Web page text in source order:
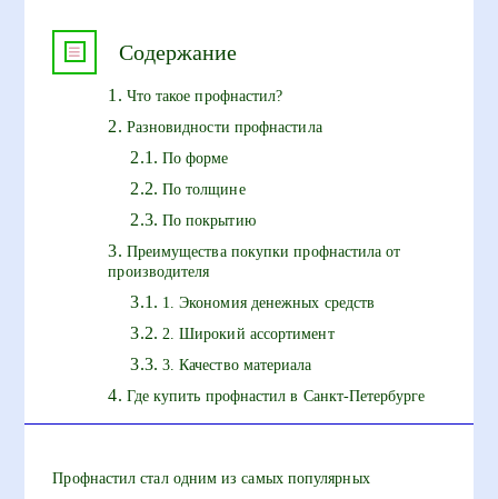
Содержание
Что такое профнастил?
Разновидности профнастила
По форме
По толщине
По покрытию
Преимущества покупки профнастила от
производителя
1. Экономия денежных средств
2. Широкий ассортимент
3. Качество материала
Где купить профнастил в Санкт-Петербурге
Профнастил стал одним из самых популярных